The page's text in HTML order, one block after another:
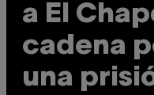
a El
cadena
una